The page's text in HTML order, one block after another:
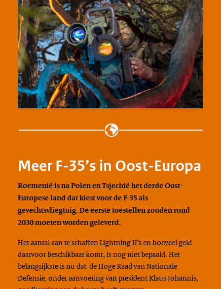
Meer F-35’s in Oost-Europa
Roemenië is na Polen en Tsjechië het derde Oost-
Europese land dat kiest voor de F-35 als
gevechtsvliegtuig. De eerste toestellen zouden rond
2030 moeten worden geleverd.
Het aantal aan te schaffen Lightning II’s en hoeveel geld
daarvoor beschikbaar komt, is nog niet bepaald. Het
belangrijkste is nu dat de Hoge Raad van Nationale
Defensie, onder aanvoering van president Klaus Johannis,